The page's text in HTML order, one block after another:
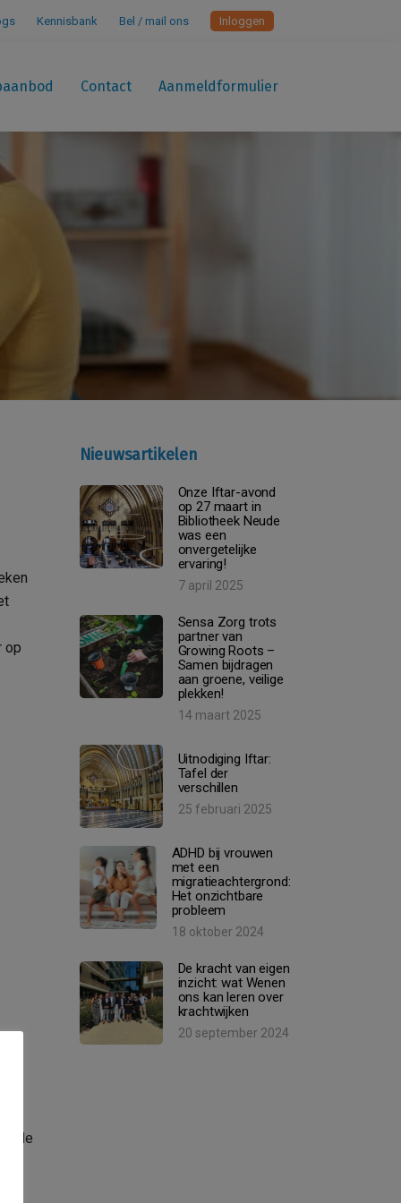
Kennisbank Bel / mail ons Inloggen
Contact Aanmeldformulier
op
Om de
Nieuwsartikelen
Onze Iftar-avond
op 27 maart in
Bibliotheek Neude
was een
onvergetelijke
ervaring!
7 april 2025
Sensa Zorg trots
partner van
Growing Roots –
Samen bijdragen
aan groene, veilige
plekken!
14 maart 2025
Uitnodiging Iftar:
Tafel der
verschillen
25 februari 2025
ADHD bij vrouwen
met een
migratieachtergrond:
Het onzichtbare
probleem
18 oktober 2024
De kracht van eigen
inzicht: wat Wenen
ons kan leren over
krachtwijken
20 september 2024